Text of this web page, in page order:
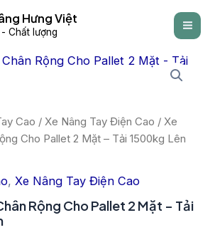
Hưng Việt
Chất lượng
Cao / Xe Nâng Tay Điện Cao / Xe
Cho Pallet 2 Mặt – Tải 1500kg Lên
, Xe Nâng Tay Điện Cao
Rộng Cho Pallet 2 Mặt – Tải